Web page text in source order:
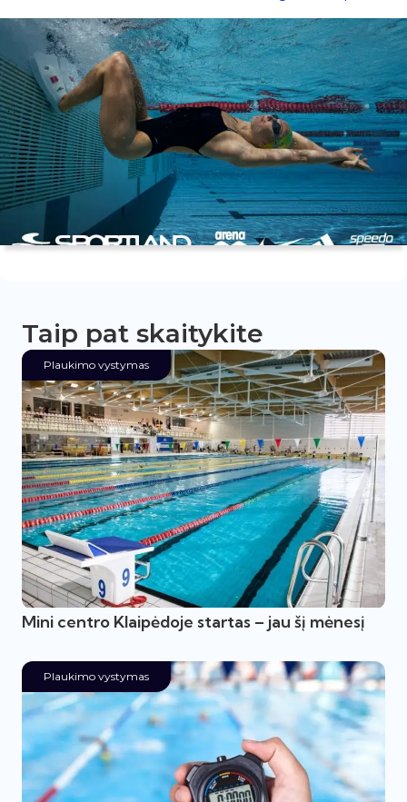
Taip pat skaitykite
Plaukimo vystymas
Mini centro Klaipėdoje startas – jau šį mėnesį
Plaukimo vystymas